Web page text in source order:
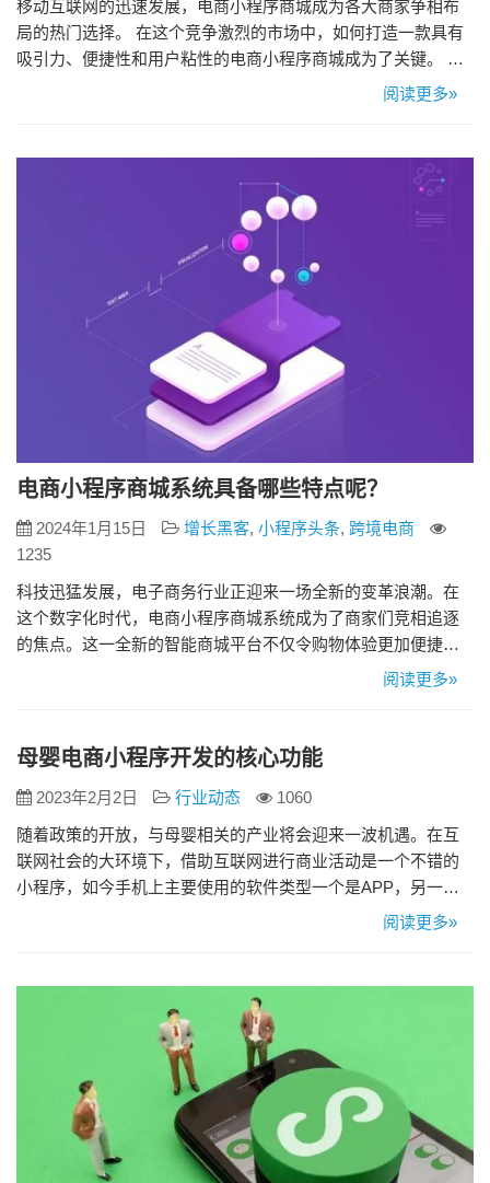
移动互联网的迅速发展，电商小程序商城成为各大商家争相布
局的热门选择。 在这个竞争激烈的市场中，如何打造一款具有
吸引力、便捷性和用户粘性的电商小程序商城成为了关键。 亮
点一：个性化定制，彰显独特品牌风格 电商小程序商城开发的
小程序。个性化的界面设计、主题色调和交互方式，能够更好
阅读更多»
电商小程序商城系统具备哪些特点呢？
2024年1月15日 增长黑客, 小程序头条, 跨境电商
1235
科技迅猛发展，电子商务行业正迎来一场全新的变革浪潮。在
这个数字化时代，电商小程序商城系统成为了商家们竞相追逐
的焦点。这一全新的智能商城平台不仅令购物体验更加便捷高
效，还具备一系列引人注目的特点，让商家在激烈的市场竞争
上线下的无缝链接。用户可以通过手机轻松访问商城，随时随
阅读更多»
母婴电商小程序开发的核心功能
2023年2月2日 行业动态
1060
随着政策的开放，与母婴相关的产业将会迎来一波机遇。在互
联网社会的大环境下，借助互联网进行商业活动是一个不错的
小程序，如今手机上主要使用的软件类型一个是APP，另一个
是小程序，APP与小程序有着各自的优缺点，不过借助微信小
的分享功能做了限制。如果想通过母婴产品赚钱，那么开发一
阅读更多»